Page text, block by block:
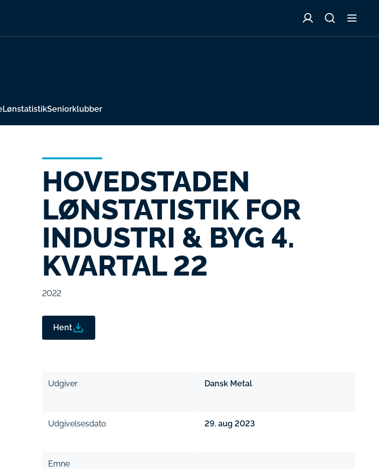
LønstatistikSeniorklubber
HOVEDSTADEN
LØNSTATISTIK FOR
INDUSTRI & BYG 4.
KVARTAL 22
2022
Hent
Udgiver Dansk Metal
Udgivelsesdato 29. aug 2023
Emne